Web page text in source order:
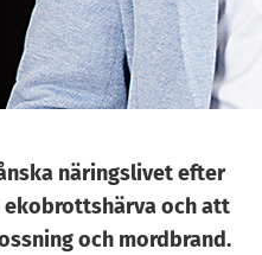
näringslivet efter
och att
och mordbrand.